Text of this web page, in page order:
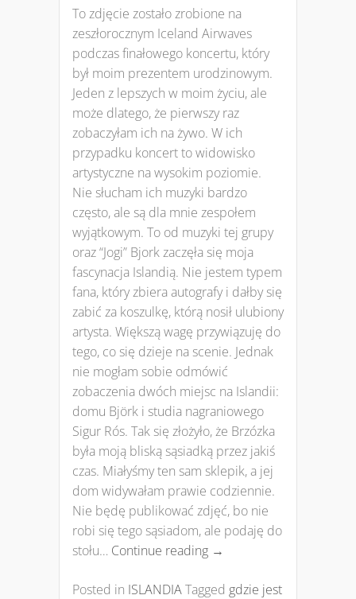
To zdjęcie zostało zrobione na
zeszłorocznym Iceland Airwaves
podczas finałowego koncertu, który
był moim prezentem urodzinowym.
Jeden z lepszych w moim życiu, ale
może dlatego, że pierwszy raz
zobaczyłam ich na żywo. W ich
przypadku koncert to widowisko
artystyczne na wysokim poziomie.
Nie słucham ich muzyki bardzo
często, ale są dla mnie zespołem
wyjątkowym. To od muzyki tej grupy
oraz “Jogi” Bjork zaczęła się moja
fascynacja Islandią. Nie jestem typem
fana, który zbiera autografy i dałby się
zabić za koszulkę, którą nosił ulubiony
artysta. Większą wagę przywiązuję do
tego, co się dzieje na scenie. Jednak
nie mogłam sobie odmówić
zobaczenia dwóch miejsc na Islandii:
domu Björk i studia nagraniowego
Sigur Rós. Tak się złożyło, że Brzózka
była moją bliską sąsiadką przez jakiś
czas. Miałyśmy ten sam sklepik, a jej
dom widywałam prawie codziennie.
Nie będę publikować zdjęć, bo nie
robi się tego sąsiadom, ale podaję do
stołu… Continue reading →
Posted in ISLANDIATagged gdzie jest